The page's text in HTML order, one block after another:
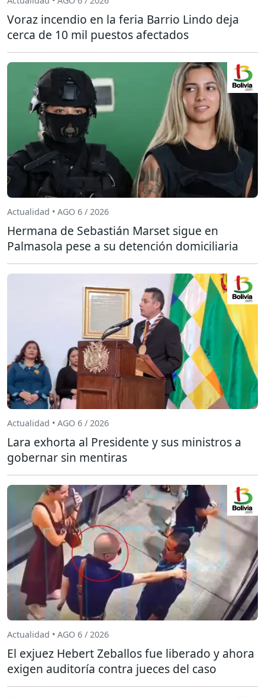
Voraz incendio en la feria Barrio Lindo deja
cerca de 10 mil puestos afectados
Actualidad • AGO 6 / 2026
Hermana de Sebastián Marset sigue en
Palmasola pese a su detención domiciliaria
Actualidad • AGO 6 / 2026
Lara exhorta al Presidente y sus ministros a
gobernar sin mentiras
Actualidad • AGO 6 / 2026
El exjuez Hebert Zeballos fue liberado y ahora
exigen auditoría contra jueces del caso